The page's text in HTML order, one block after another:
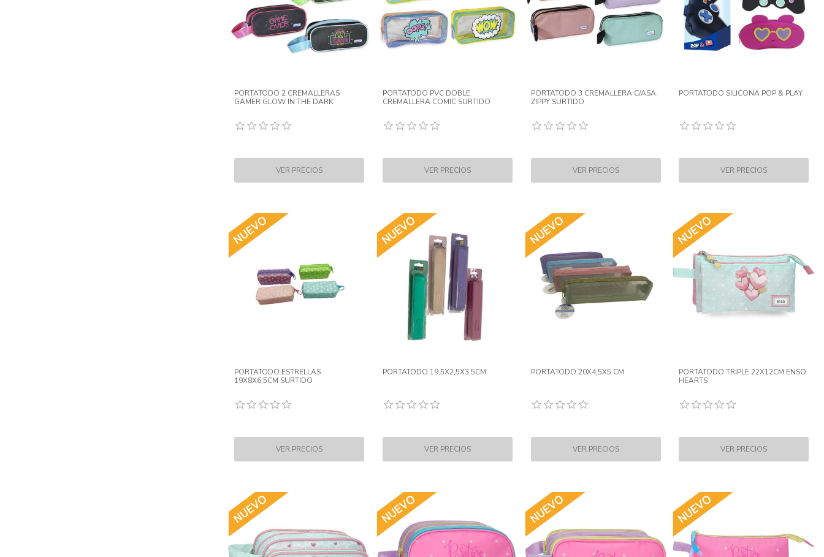
PORTATODO 2 CREMALLERAS
GAMER GLOW IN THE DARK
PORTATODO PVC DOBLE
CREMALLERA COMIC SURTIDO
PORTATODO 3 CREMALLERA C/ASA.
ZIPPY SURTIDO
PORTATODO SILICONA POP & PLAY
PORTATODO ESTRELLAS
19X8X6,5CM SURTIDO
PORTATODO 19,5X2,5X3,5CM PORTATODO 20X4,5X5 CM
PORTATODO TRIPLE 22X12CM ENSO
HEARTS